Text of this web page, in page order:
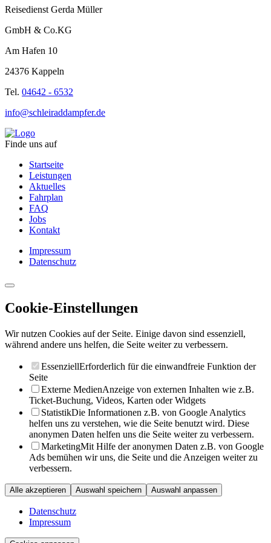
Reisedienst Gerda Müller
GmbH & Co.KG
Am Hafen 10
24376 Kappeln
Tel. 04642 - 6532
info@schleiraddampfer.de
Finde uns auf
Startseite
Leistungen
Aktuelles
Fahrplan
FAQ
Jobs
Kontakt
Impressum
Datenschutz
Cookie-Einstellungen
Wir nutzen Cookies auf der Seite. Einige davon sind essenziell,
während andere uns helfen, die Seite weiter zu verbessern.
EssenziellErforderlich für die einwandfreie Funktion der
Seite
Externe MedienAnzeige von externen Inhalten wie z.B.
Ticket-Buchung, Videos, Karten oder Widgets
StatistikDie Informationen z.B. von Google Analytics
helfen uns zu verstehen, wie die Seite benutzt wird. Diese
anonymen Daten helfen uns die Seite weiter zu verbessern.
MarketingMit Hilfe der anonymen Daten z.B. von Google
Ads bemühen wir uns, die Seite und die Anzeigen weiter zu
verbessern.
Alle akzeptieren Auswahl speichern Auswahl anpassen
Datenschutz
Impressum